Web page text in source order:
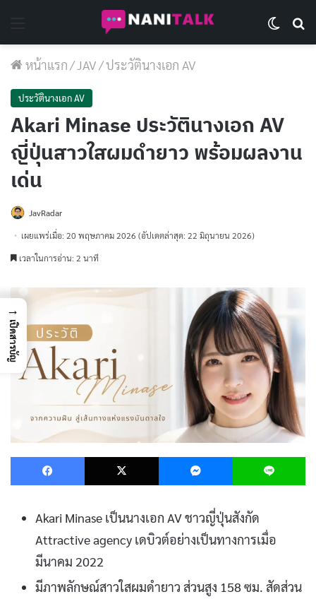
หน้าแรก/JAV/ประวัตินางเอก AV
ประวัตินางเอก AV
Akari Minase ประวัตินางเอก AV
ญี่ปุ่นสาวใสผมดำยาว พร้อมผลงาน
เด่น
JavRadar
เผยแพร่เมื่อ: 20 พฤษภาคม 2026 (อัปเดตล่าสุด: 22 มิถุนายน 2026)
เวลาในการอ่าน: 2 นาที
Facebook X Messenger
Akari Minase เป็นนางเอก AV ชาวญี่ปุ่นสังกัด
Attractive agency เดบิวต์อย่างเป็นทางการเมื่อ
มีนาคม 2022
มีภาพลักษณ์สาวใสผมดำยาว ส่วนสูง 158 ซม. สัดส่วน
→
เปิดสารบัญ